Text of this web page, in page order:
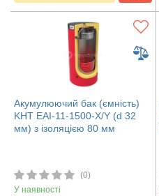
Акумулюючий бак (ємність)
KHT EAI-11-1500-X/Y (d 32
мм) з ізоляцією 80 мм
(0)
У наявності